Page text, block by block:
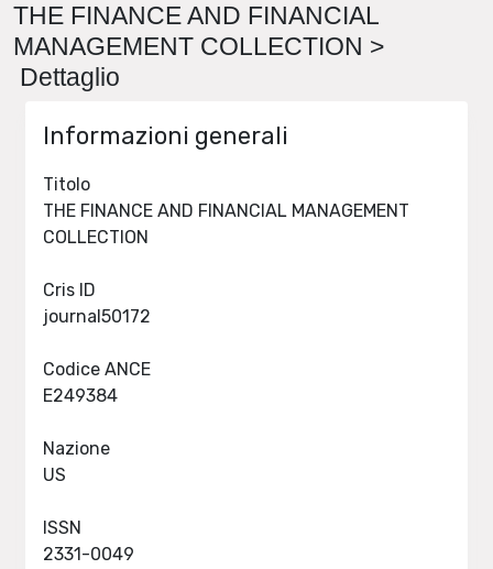
THE FINANCE AND FINANCIAL
MANAGEMENT COLLECTION >
Dettaglio
Informazioni generali
Titolo
THE FINANCE AND FINANCIAL MANAGEMENT
Cris ID
Codice ANCE
Nazione
ISSN